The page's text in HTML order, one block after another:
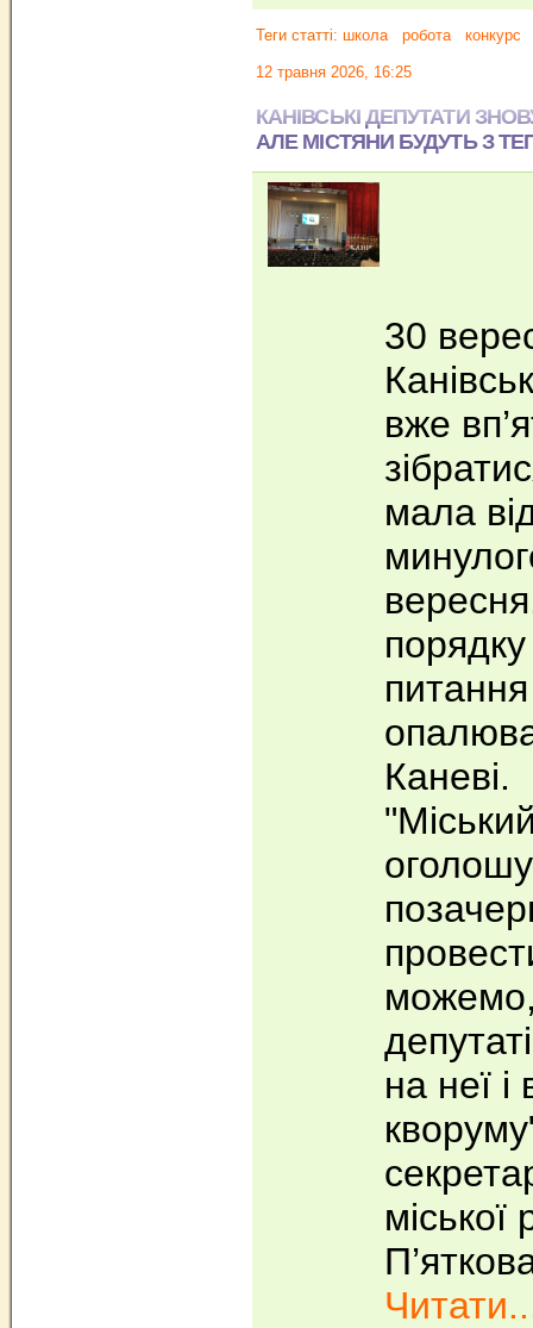
Теги статті: школа робота конкурс
12 травня 2026, 16:25
КАНІВСЬКІ ДЕПУТАТИ
АЛЕ МІСТЯНИ БУДУТЬ З
30
вже
мала
Каневі.
можемо,
на неї